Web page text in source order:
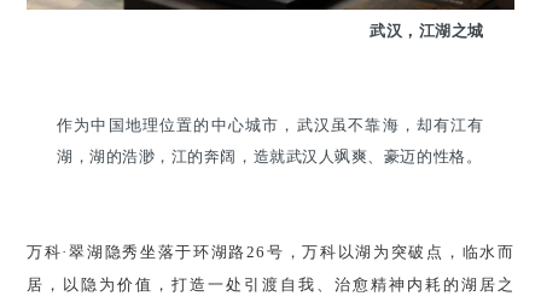
武汉，江湖之城
作为中国地理位置的中心城市，武汉虽不靠海，却有江有
湖，湖的浩渺，江的奔阔，造就武汉人飒爽、豪迈的性格。
万科·翠湖隐秀坐落于环湖路26号，万科以湖为突破点，临水而
居，以隐为价值，打造一处引渡自我、治愈精神内耗的湖居之